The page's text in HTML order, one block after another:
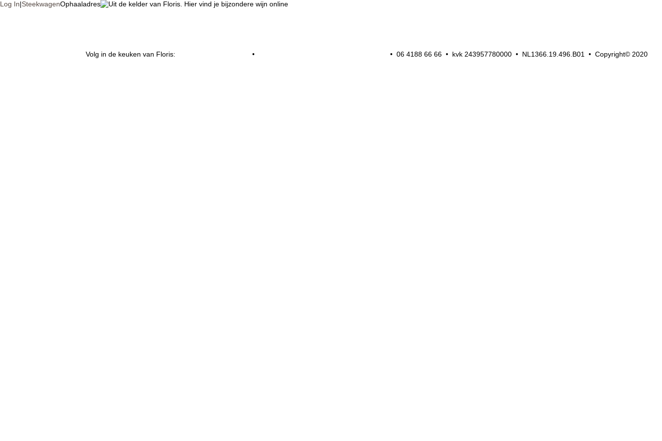
Log In|SteekwagenOphaaladres
Volg in de keuken van Floris: • • 06 4188 66 66 • kvk 243957780000 • NL1366.19.496.B01 • Copyright© 2020